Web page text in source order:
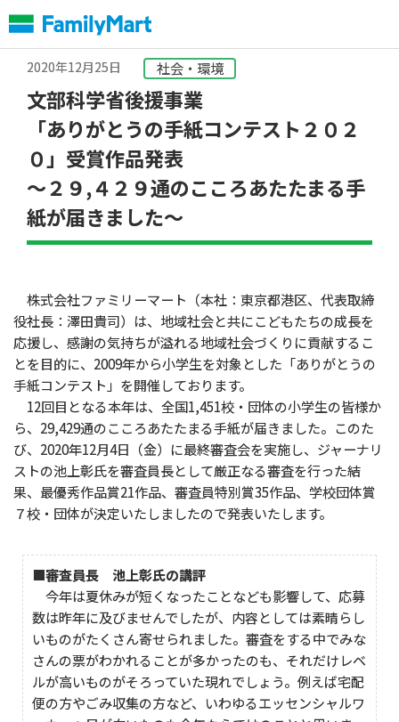
文
へ
2020年12月25日
社会・環境
文部科学省後援事業
「ありがとうの手紙コンテスト２０２
０」受賞作品発表
～２９,４２９通のこころあたたまる手
紙が届きました～
株式会社ファミリーマート（本社：東京都港区、代表取締
役社長：澤田貴司）は、地域社会と共にこどもたちの成長を
応援し、感謝の気持ちが溢れる地域社会づくりに貢献するこ
とを目的に、2009年から小学生を対象とした「ありがとうの
手紙コンテスト」を開催しております。
12回目となる本年は、全国1,451校・団体の小学生の皆様か
ら、29,429通のこころあたたまる手紙が届きました。このた
び、2020年12月4日（金）に最終審査会を実施し、ジャーナリ
ストの池上彰氏を審査員長として厳正なる審査を行った結
果、最優秀作品賞21作品、審査員特別賞35作品、学校団体賞
７校・団体が決定いたしましたので発表いたします。
■審査員長 池上彰氏の講評
今年は夏休みが短くなったことなども影響して、応募
数は昨年に及びませんでしたが、内容としては素晴らし
いものがたくさん寄せられました。審査をする中でみな
さんの票がわかれることが多かったのも、それだけレベ
ルが高いものがそろっていた現れでしょう。例えば宅配
便の方やごみ収集の方など、いわゆるエッセンシャルワ